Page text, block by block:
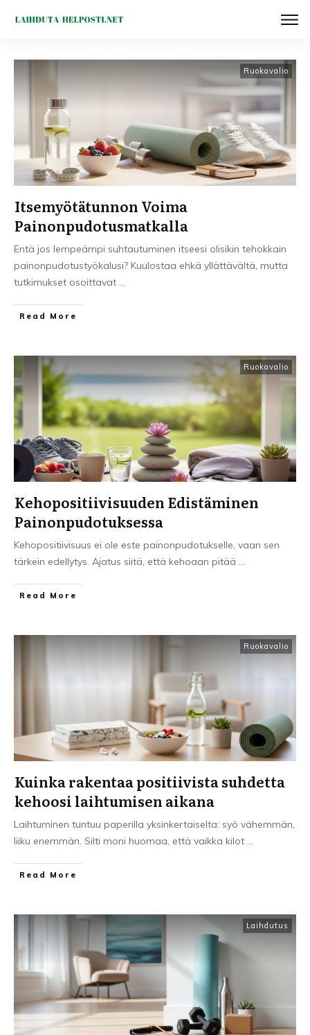
Ruokavalio
Itsemyötätunnon Voima
Painonpudotusmatkalla
Entä jos lempeämpi suhtautuminen itseesi olisikin tehokkain
painonpudotustyökalusi? Kuulostaa ehkä yllättävältä, mutta
tutkimukset osoittavat ...
Read More
Ruokavalio
Kehopositiivisuuden Edistäminen
Painonpudotuksessa
Kehopositiivisuus ei ole este painonpudotukselle, vaan sen
tärkein edellytys. Ajatus siitä, että kehoaan pitää ...
Read More
Ruokavalio
Kuinka rakentaa positiivista suhdetta
kehoosi laihtumisen aikana
Laihtuminen tuntuu paperilla yksinkertaiselta: syö vähemmän,
liiku enemmän. Silti moni huomaa, että vaikka kilot ...
Read More
Laihdutus